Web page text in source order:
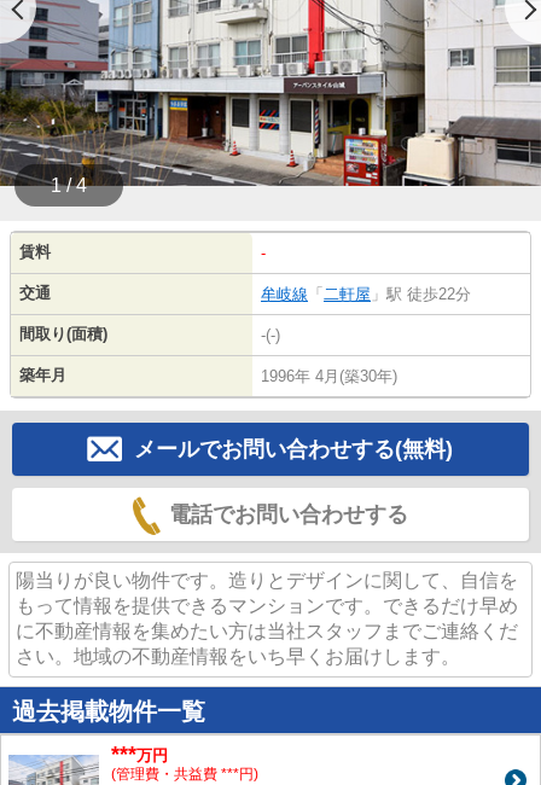
1 / 4
賃料 -
交通 牟岐線 「 二軒屋 」駅 徒歩22分
間取り(面積) -(-)
築年月 1996年 4月(築30年)
メールでお問い合わせする(無料)
電話でお問い合わせする
陽当りが良い物件です。造りとデザインに関して、自信を
もって情報を提供できるマンションです。できるだけ早め
に不動産情報を集めたい方は当社スタッフまでご連絡くだ
さい。地域の不動産情報をいち早くお届けします。
過去掲載物件一覧
***万円
(管理費・共益費 ***円)